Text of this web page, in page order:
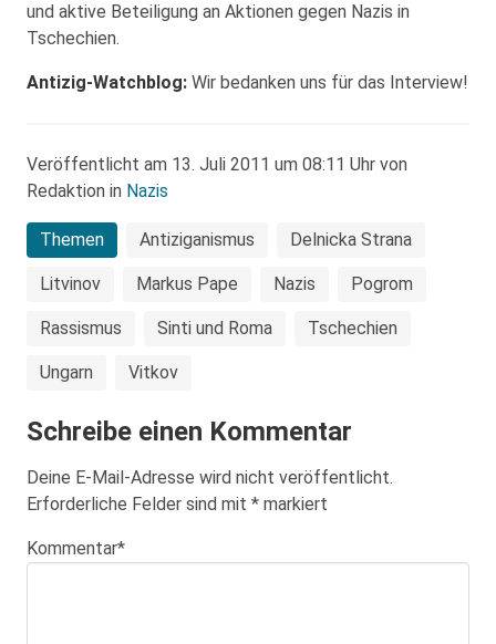
und aktive Beteiligung an Aktionen gegen Nazis in
Tschechien.
Antizig-Watchblog: Wir bedanken uns für das Interview!
Veröffentlicht am 13. Juli 2011 um 08:11 Uhr von
Redaktion in Nazis
Themen Antiziganismus Delnicka Strana
Litvinov Markus Pape Nazis Pogrom
Rassismus Sinti und Roma Tschechien
Ungarn Vitkov
Schreibe einen Kommentar
Deine E-Mail-Adresse wird nicht veröffentlicht.
Erforderliche Felder sind mit * markiert
Kommentar*